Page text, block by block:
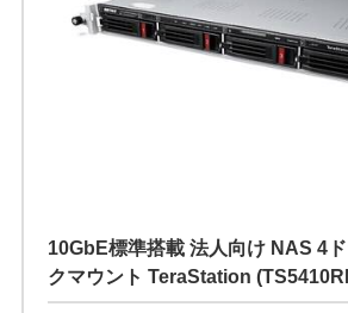
10GbE標準搭載 法人向け NAS 4
クマウント TeraStation